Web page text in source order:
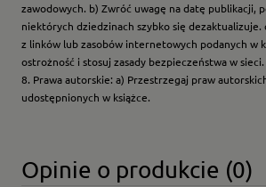
zawodowych. b) Zwróć uwagę na datę publikacji,
niektórych dziedzinach szybko się dezaktualizuje.
z linków lub zasobów internetowych podanych w
ostrożność i stosuj zasady bezpieczeństwa w sieci.
8. Prawa autorskie: a) Przestrzegaj praw
udostępnionych w książce.
Opinie o produkcie (0)